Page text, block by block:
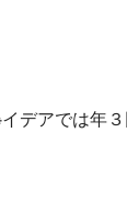
デアでは年